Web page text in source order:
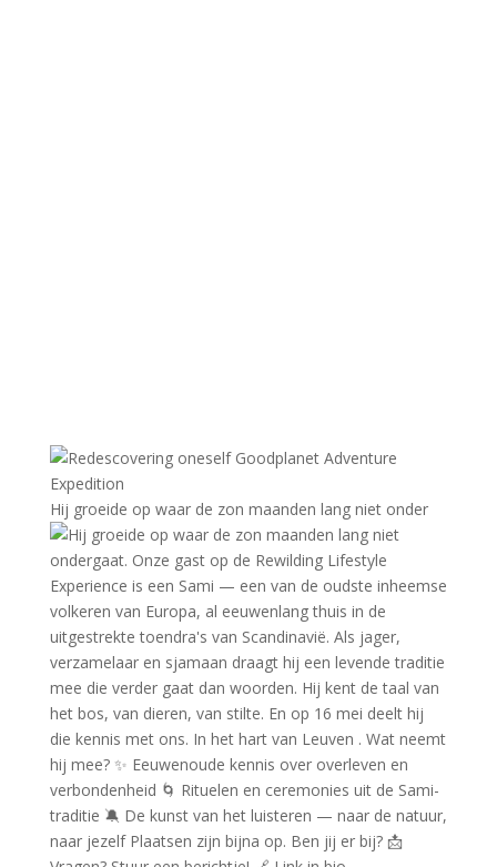
Hij groeide op waar de zon maanden lang niet onder